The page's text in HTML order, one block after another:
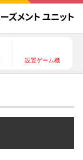
設置ゲーム機